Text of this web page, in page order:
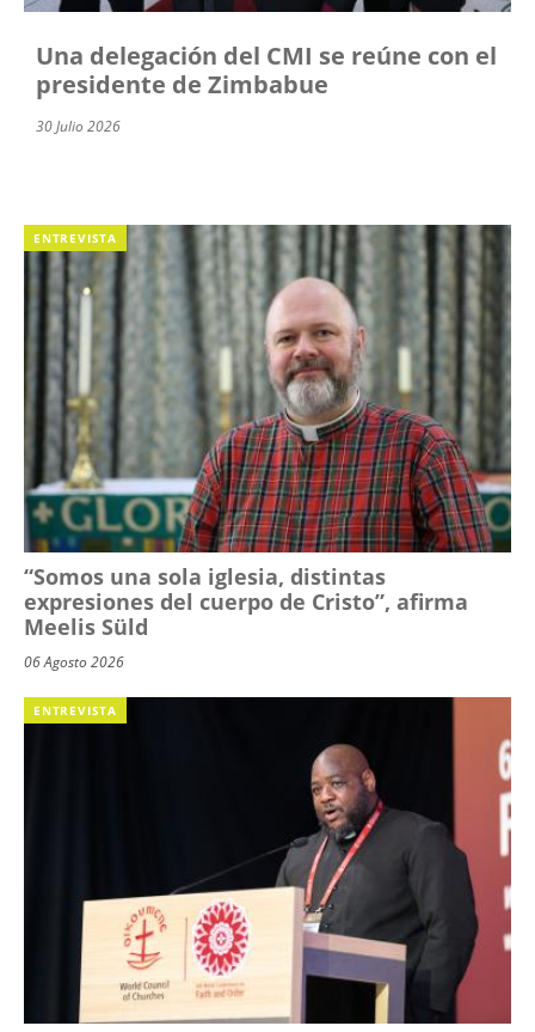
Una delegación del CMI se reúne con el
presidente de Zimbabue
30 Julio 2026
ENTREVISTA
“Somos una sola iglesia, distintas
expresiones del cuerpo de Cristo”, afirma
Meelis Süld
06 Agosto 2026
ENTREVISTA